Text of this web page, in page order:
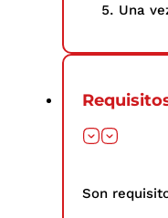
Una
Son